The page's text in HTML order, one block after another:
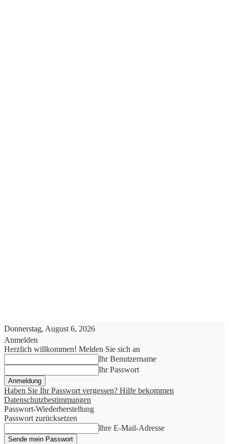
Donnerstag, August 6, 2026
Anmelden
Herzlich willkommen! Melden Sie sich an
Ihr Benutzername
Ihr Passwort
Haben Sie Ihr Passwort vergessen? Hilfe bekommen
Datenschutzbestimmungen
Passwort-Wiederherstellung
Passwort zurücksetzen
Ihre E-Mail-Adresse